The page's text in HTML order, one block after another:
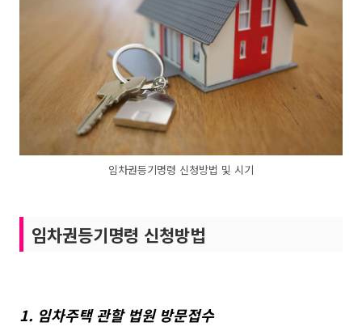
임차권등기명령 신청방법 및 시기
임차권등기명령 신청방법
1. 임차주택 관할 법원 방문접수